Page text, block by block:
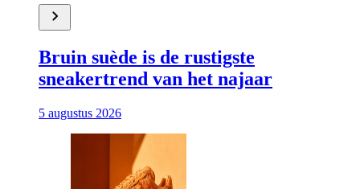
Bruin suède is de rustigste
sneakertrend van het najaar
5 augustus 2026